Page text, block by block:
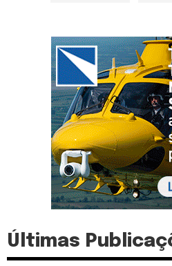
Últimas